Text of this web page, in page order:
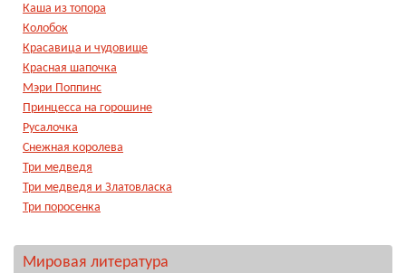
Каша из топора
Колобок
Красавица и чудовище
Красная шапочка
Мэри Поппинс
Принцесса на горошине
Русалочка
Снежная королева
Три медведя
Три медведя и Златовласка
Три поросенка
Мировая литература